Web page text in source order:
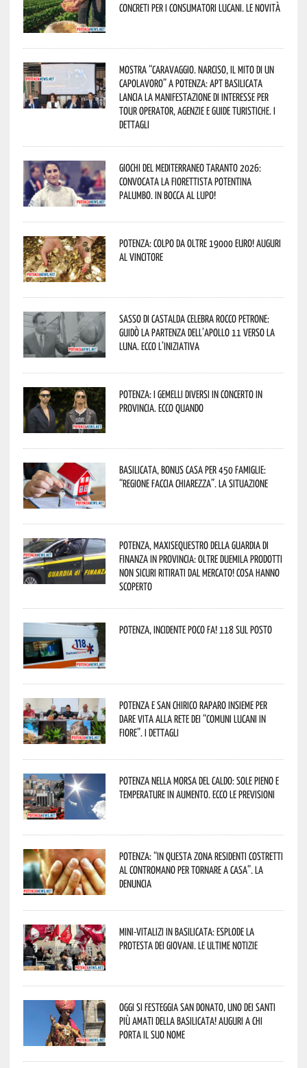
concreti per i consumatori lucani. Le novità
Mostra “Caravaggio. Narciso, il mito di un
capolavoro” a Potenza: APT Basilicata
lancia la manifestazione di interesse per
Tour Operator, Agenzie e Guide Turistiche. I
dettagli
Giochi del Mediterraneo Taranto 2026:
convocata la fiorettista potentina
Palumbo. In bocca al lupo!
Potenza: colpo da oltre 19000 Euro! Auguri
al vincitore
Sasso di Castalda celebra Rocco Petrone:
guidò la partenza dell’Apollo 11 verso la
Luna. Ecco l’iniziativa
Potenza: i Gemelli DiVersi in concerto in
provincia. Ecco quando
Basilicata, Bonus casa per 450 famiglie:
“Regione faccia chiarezza”. La situazione
Potenza, maxisequestro della Guardia di
Finanza in provincia: oltre duemila prodotti
non sicuri ritirati dal mercato! Cosa hanno
scoperto
Potenza, incidente poco fa! 118 sul posto
Potenza e San Chirico Raparo insieme per
dare vita alla rete dei “Comuni Lucani in
Fiore”. I dettagli
Potenza nella morsa del caldo: sole pieno e
temperature in aumento. Ecco le previsioni
Potenza: “In questa zona residenti costretti
al contromano per tornare a casa”. La
denuncia
Mini-vitalizi in Basilicata: esplode la
protesta dei giovani. Le ultime notizie
Oggi si festeggia San Donato, uno dei Santi
più amati della Basilicata! Auguri a chi
porta il suo nome